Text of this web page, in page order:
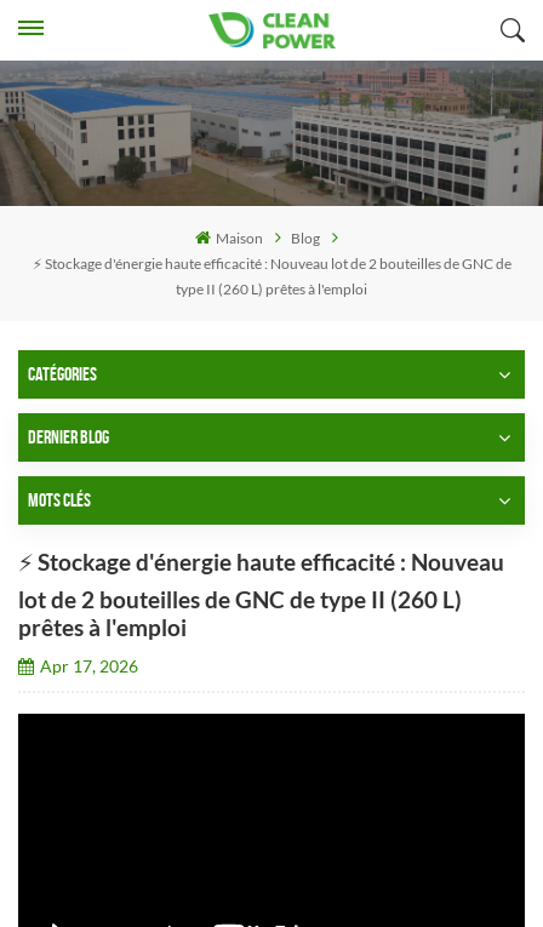
Maison
Blog
⚡️ Stockage d'énergie haute efficacité : Nouveau lot de 2 bouteilles de GNC de
type II (260 L) prêtes à l'emploi
CATÉGORIES
DERNIER BLOG
MOTS CLÉS
⚡️ Stockage d'énergie haute efficacité : Nouveau
lot de 2 bouteilles de GNC de type II (260 L)
prêtes à l'emploi
Apr 17, 2026